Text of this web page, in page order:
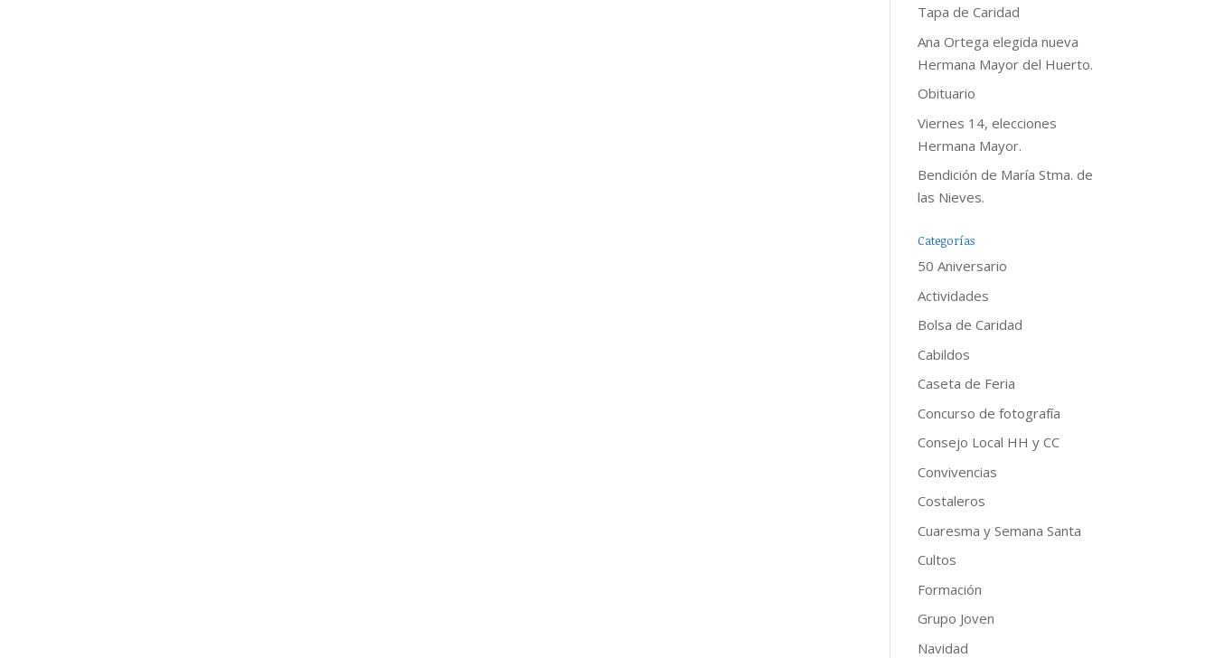
Tapa de Caridad
Ana Ortega elegida nueva
Hermana Mayor del Huerto.
Obituario
Viernes 14, elecciones
Hermana Mayor.
Bendición de María Stma. de
las Nieves.
Categorías
50 Aniversario
Actividades
Bolsa de Caridad
Cabildos
Caseta de Feria
Concurso de fotografía
Consejo Local HH y CC
Convivencias
Costaleros
Cuaresma y Semana Santa
Cultos
Formación
Grupo Joven
Navidad